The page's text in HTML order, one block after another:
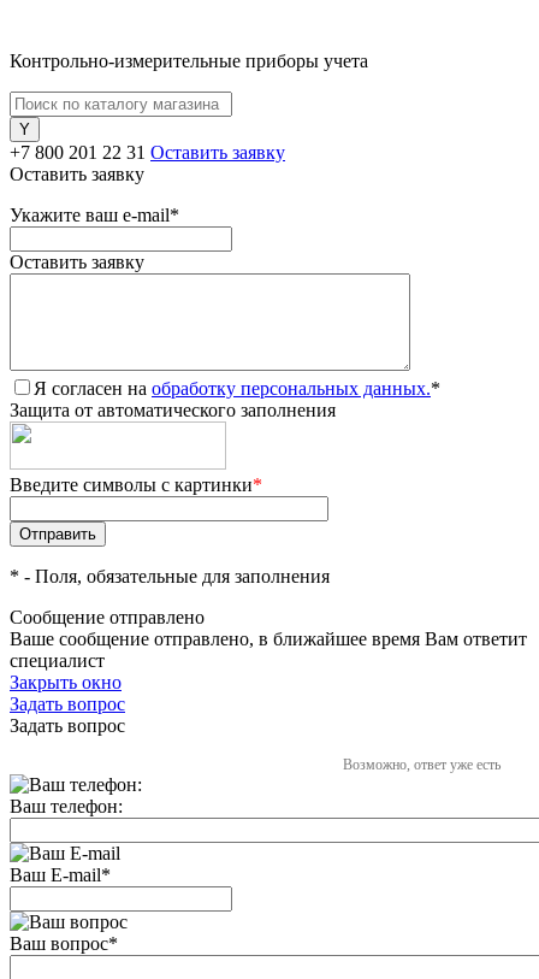
Контрольно-измерительные приборы учета
+7 800 201 22 31 Оставить заявку
Оставить заявку
Укажите ваш e-mail*
Оставить заявку
Я согласен на обработку персональных данных.*
Защита от автоматического заполнения
Введите символы с картинки*
* - Поля, обязательные для заполнения
Сообщение отправлено
Ваше сообщение отправлено, в ближайшее время Вам ответит
специалист
Закрыть окно
Задать вопрос
Задать вопрос
Возможно, ответ уже есть
Ваш телефон:
Ваш E-mail*
Ваш вопрос*